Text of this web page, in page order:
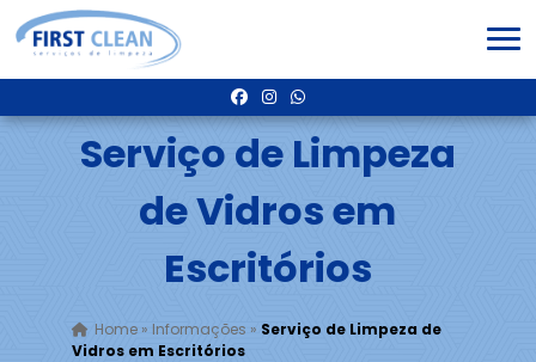
Serviço de Limpeza
de Vidros em
Escritórios
Home» Informações » Serviço de Limpeza de
Vidros em Escritórios